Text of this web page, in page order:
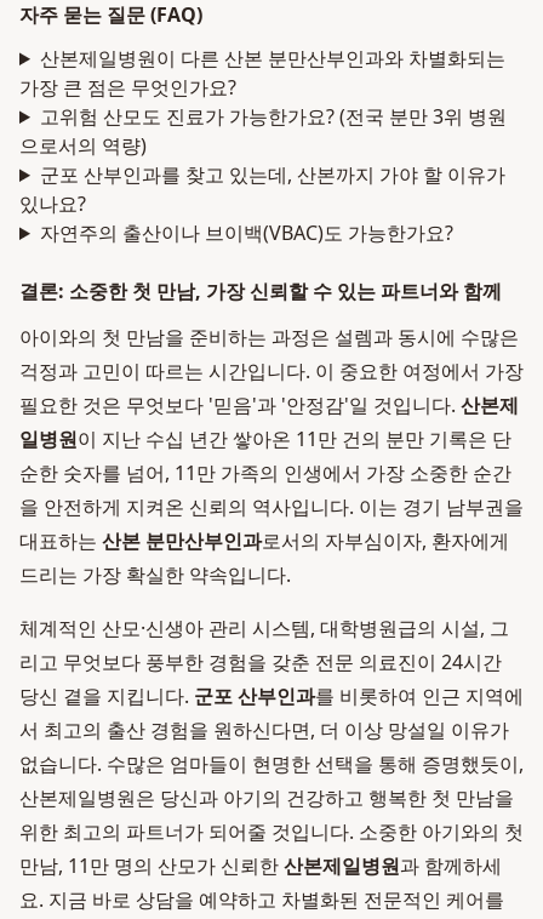
자주 묻는 질문 (FAQ)
산본제일병원이 다른 산본 분만산부인과와 차별화되는
가장 큰 점은 무엇인가요?
고위험 산모도 진료가 가능한가요? (전국 분만 3위 병원
으로서의 역량)
군포 산부인과를 찾고 있는데, 산본까지 가야 할 이유가
있나요?
자연주의 출산이나 브이백(VBAC)도 가능한가요?
결론: 소중한 첫 만남, 가장 신뢰할 수 있는 파트너와 함께
아이와의 첫 만남을 준비하는 과정은 설렘과 동시에 수많은
걱정과 고민이 따르는 시간입니다. 이 중요한 여정에서 가장
필요한 것은 무엇보다 '믿음'과 '안정감'일 것입니다. 산본제
일병원이 지난 수십 년간 쌓아온 11만 건의 분만 기록은 단
순한 숫자를 넘어, 11만 가족의 인생에서 가장 소중한 순간
을 안전하게 지켜온 신뢰의 역사입니다. 이는 경기 남부권을
대표하는 산본 분만산부인과로서의 자부심이자, 환자에게
드리는 가장 확실한 약속입니다.
체계적인 산모·신생아 관리 시스템, 대학병원급의 시설, 그
리고 무엇보다 풍부한 경험을 갖춘 전문 의료진이 24시간
당신 곁을 지킵니다. 군포 산부인과를 비롯하여 인근 지역에
서 최고의 출산 경험을 원하신다면, 더 이상 망설일 이유가
없습니다. 수많은 엄마들이 현명한 선택을 통해 증명했듯이,
산본제일병원은 당신과 아기의 건강하고 행복한 첫 만남을
위한 최고의 파트너가 되어줄 것입니다. 소중한 아기와의 첫
만남, 11만 명의 산모가 신뢰한산본제일병원과 함께하세
요. 지금 바로 상담을 예약하고 차별화된 전문적인 케어를